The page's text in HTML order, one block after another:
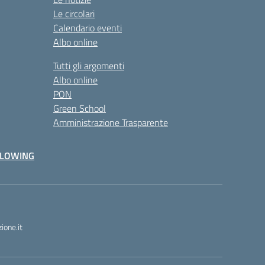
Le circolari
Calendario eventi
Albo online
Tutti gli argomenti
Albo online
PON
Green School
Amministrazione Trasparente